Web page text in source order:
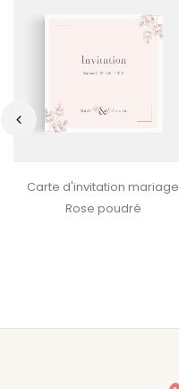
Carte d'invitation mariage
Rose poudré